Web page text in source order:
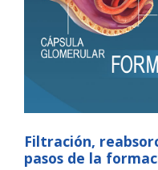
Filtración,
pasos de la